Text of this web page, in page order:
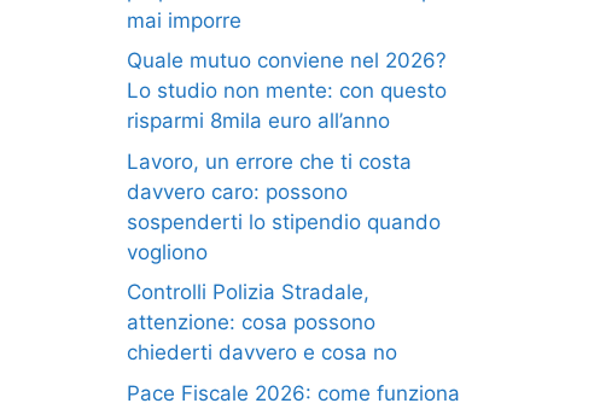
mai imporre
Quale mutuo conviene nel 2026?
Lo studio non mente: con questo
risparmi 8mila euro all’anno
Lavoro, un errore che ti costa
davvero caro: possono
sospenderti lo stipendio quando
vogliono
Controlli Polizia Stradale,
attenzione: cosa possono
chiederti davvero e cosa no
Pace Fiscale 2026: come funziona